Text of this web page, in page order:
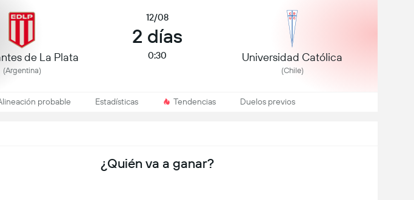
de La Plata
(Argentina)
12/08
2 días
0:30 Universidad Católica
(Chile)
probable Estadísticas Tendencias Duelos previos
¿Quién va a ganar?